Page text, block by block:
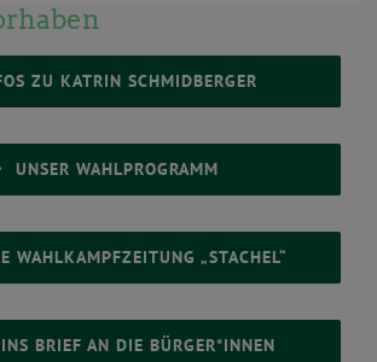
ZU KATRIN SCHMIDBERGER
UNSER WAHLPROGRAMM
WAHLKAMPFZEITUNG „STACHEL“
BRIEF AN DIE BÜRGER*INNEN